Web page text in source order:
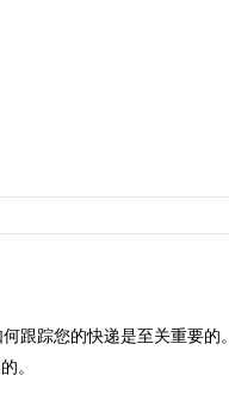
跟踪您的快递是至关重要的。
。